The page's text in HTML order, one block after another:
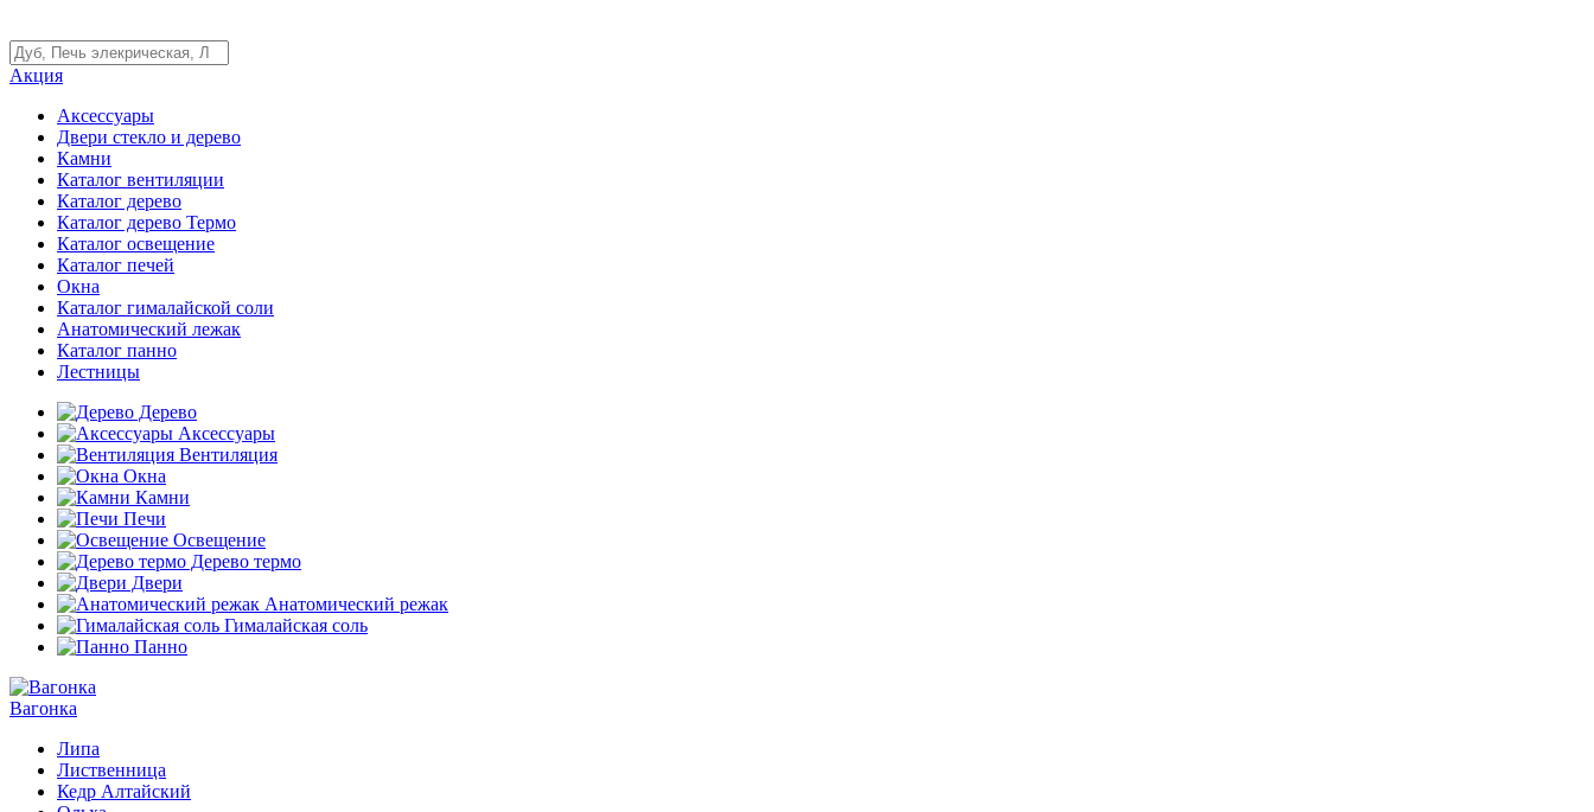
Акция
Аксессуары
Двери стекло и дерево
Камни
Каталог вентиляции
Каталог дерево
Каталог дерево Термо
Каталог освещение
Каталог печей
Окна
Каталог гималайской соли
Анатомический лежак
Каталог панно
Лестницы
Дерево
Аксессуары
Вентиляция
Окна
Камни
Печи
Освещение
Дерево термо
Двери
Анатомический режак
Гималайская соль
Панно
Вагонка
Липа
Лиственница
Кедр Алтайский